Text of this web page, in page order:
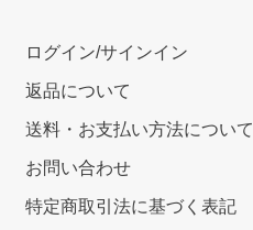
ログイン/サインイン
返品について
送料・お支払い方法について
お問い合わせ
特定商取引法に基づく表記